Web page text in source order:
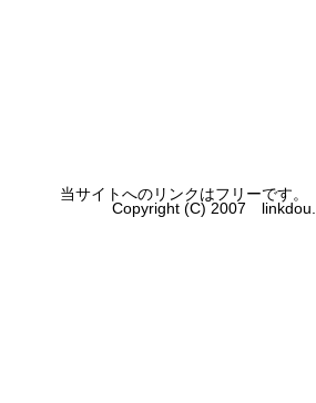
当サイトへのリンクはフリーです
Copyright (C) 2007